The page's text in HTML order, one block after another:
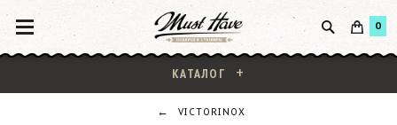
0
КАТАЛОГ
VICTORINOX